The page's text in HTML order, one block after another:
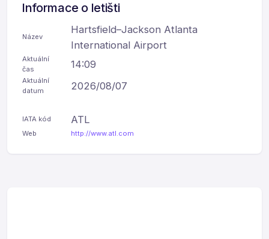
Informace o letišti
Název
Hartsfield–Jackson Atlanta
International Airport
Aktuální
čas
14:09
Aktuální
datum
2026/08/07
IATA kód ATL
Web http://www.atl.com